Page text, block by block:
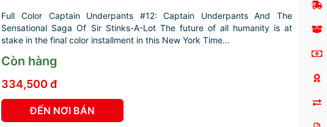
Full Color Captain Underpants #12: Captain Underpants And The
Sensational Saga Of Sir Stinks-A-Lot The future of all humanity is at
stake in the final color installment in this New York Time...
Còn hàng
334,500 đ
ĐẾN NƠI BÁN